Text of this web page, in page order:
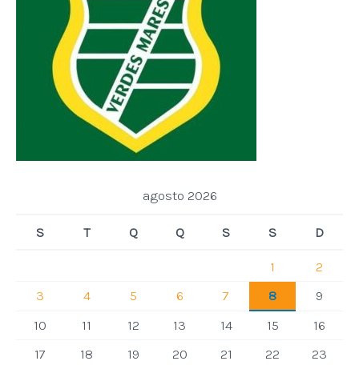
agosto 2026
S T Q Q S S D
1
2
3
4 5 6 7 8
9
10
11 12 13 14 15
16
17
18 19 20 21 22 23